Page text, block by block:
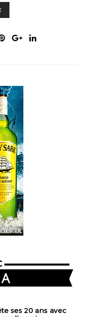
ses 20 ans avec